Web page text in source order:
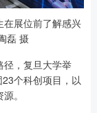
在展位前了解感兴
磊 摄
径，复旦大学举
个科创项目，以
。